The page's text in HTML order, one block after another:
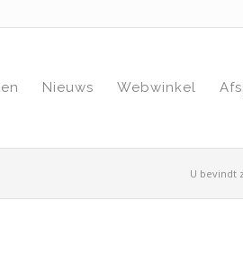
Nieuws Webwinkel
U bevindt